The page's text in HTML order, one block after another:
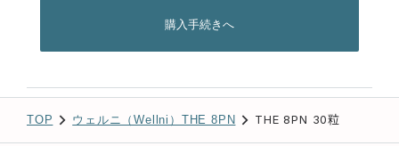
購入手続きへ
TOP ウェルニ（Wellni）THE 8PN THE 8PN 30粒